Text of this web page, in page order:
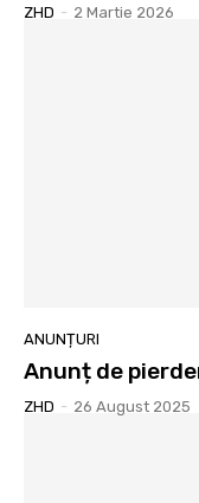
ZHD - 2 Martie 2026
ANUNȚURI
Anunț de
ZHD - 26 August 2025